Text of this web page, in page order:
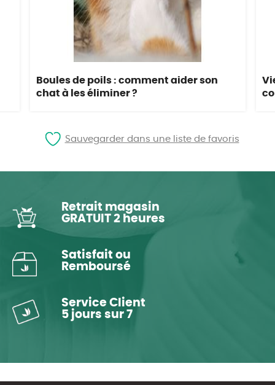
Sauvegarder dans une liste de favoris
Boules de poils : comment aider son
chat à les éliminer ?
Retrait magasin
GRATUIT 2 heures
Satisfait ou
Remboursé
Service Client
5 jours sur 7